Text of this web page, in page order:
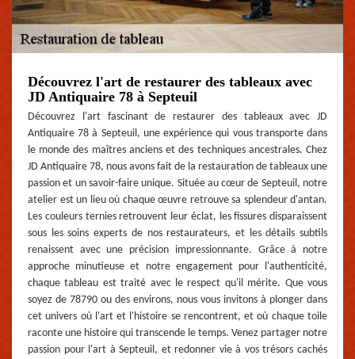
Découvrez l'art de restaurer des tableaux avec
JD Antiquaire 78 à Septeuil
Découvrez l'art fascinant de restaurer des tableaux avec JD
Antiquaire 78 à Septeuil, une expérience qui vous transporte dans
le monde des maîtres anciens et des techniques ancestrales. Chez
JD Antiquaire 78, nous avons fait de la restauration de tableaux une
passion et un savoir-faire unique. Située au cœur de Septeuil, notre
atelier est un lieu où chaque œuvre retrouve sa splendeur d'antan.
Les couleurs ternies retrouvent leur éclat, les fissures disparaissent
sous les soins experts de nos restaurateurs, et les détails subtils
renaissent avec une précision impressionnante. Grâce à notre
approche minutieuse et notre engagement pour l'authenticité,
chaque tableau est traité avec le respect qu'il mérite. Que vous
soyez de 78790 ou des environs, nous vous invitons à plonger dans
cet univers où l'art et l'histoire se rencontrent, et où chaque toile
raconte une histoire qui transcende le temps. Venez partager notre
passion pour l'art à Septeuil, et redonner vie à vos trésors cachés